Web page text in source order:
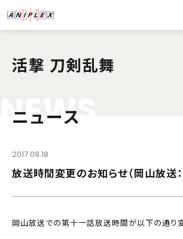
活撃 刀剣乱舞
NEWS
ニュース
2017.09.18
放送時間変更のお知らせ（岡山放送
岡山放送での第十一話放送時間が以下の通り変